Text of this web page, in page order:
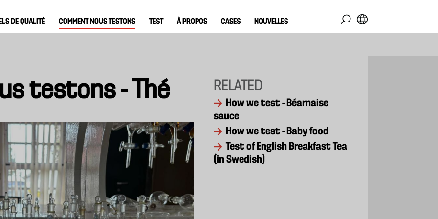
DE QUALITÉ COMMENT NOUS TESTONS TEST À PROPOS CASES NOUVELLES
testons - Thé RELATED
How we test - Béarnaise
sauce
How we test - Baby food
Test of English Breakfast Tea
(in Swedish)